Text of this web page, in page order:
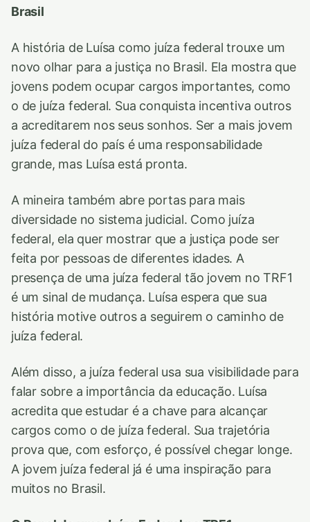
Brasil
A história de Luísa como juíza federal trouxe um
novo olhar para a justiça no Brasil. Ela mostra que
jovens podem ocupar cargos importantes, como
o de juíza federal. Sua conquista incentiva outros
a acreditarem nos seus sonhos. Ser a mais jovem
juíza federal do país é uma responsabilidade
grande, mas Luísa está pronta.
A mineira também abre portas para mais
diversidade no sistema judicial. Como juíza
federal, ela quer mostrar que a justiça pode ser
feita por pessoas de diferentes idades. A
presença de uma juíza federal tão jovem no TRF1
é um sinal de mudança. Luísa espera que sua
história motive outros a seguirem o caminho de
juíza federal.
Além disso, a juíza federal usa sua visibilidade para
falar sobre a importância da educação. Luísa
acredita que estudar é a chave para alcançar
cargos como o de juíza federal. Sua trajetória
prova que, com esforço, é possível chegar longe.
A jovem juíza federal já é uma inspiração para
muitos no Brasil.